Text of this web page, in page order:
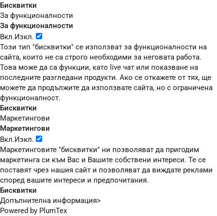
Бисквитки
За функционалности
За функционалности
Вкл.Изкл.
Този тип "бисквитки" се използват за функционалности на
сайта, които не са строго необходими за неговата работа.
Това може да са функции, като live чат или показване на
последните разгледани продукти. Ако се откажете от тях, ще
можете да продължите да използвате сайта, но с ограничена
функционалност.
Бисквитки
Маркетингови
Маркетингови
Вкл.Изкл.
Маркетинговите "бисквитки" ни позволяват да пригодим
маркетинга си към Вас и Вашите собствени интереси. Те се
поставят чрез нашия сайт и позволяват да виждате реклами
според вашите интереси и предпочитания.
Бисквитки
Допълнителна информация>
Powered by PlumTex